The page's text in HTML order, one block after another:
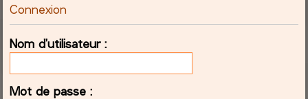
c
Connexion
Nom d’utilisateur :
Mot de passe :